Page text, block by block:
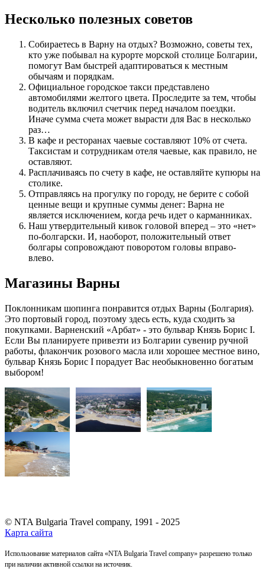
Несколько полезных советов
Собираетесь в Варну на отдых? Возможно, советы тех,
кто уже побывал на курорте морской столице Болгарии,
помогут Вам быстрей адаптироваться к местным
обычаям и порядкам.
Официальное городское такси представлено
автомобилями желтого цвета. Проследите за тем, чтобы
водитель включил счетчик перед началом поездки.
Иначе сумма счета может вырасти для Вас в несколько
раз…
В кафе и ресторанах чаевые составляют 10% от счета.
Таксистам и сотрудникам отеля чаевые, как правило, не
оставляют.
Расплачиваясь по счету в кафе, не оставляйте купюры на
столике.
Отправляясь на прогулку по городу, не берите с собой
ценные вещи и крупные суммы денег: Варна не
является исключением, когда речь идет о карманниках.
Наш утвердительный кивок головой вперед – это «нет»
по-болгарски. И, наоборот, положительный ответ
болгары сопровождают поворотом головы вправо-
влево.
Магазины Варны
Поклонникам шопинга понравится отдых Варны (Болгария).
Это портовый город, поэтому здесь есть, куда сходить за
покупками. Варненский «Арбат» - это бульвар Князь Борис I.
Если Вы планируете привезти из Болгарии сувенир ручной
работы, флакончик розового масла или хорошее местное вино,
бульвар Князь Борис I порадует Вас необыкновенно богатым
выбором!
© NTA Bulgaria Travel company, 1991 - 2025
Карта сайта
Использование материалов сайта «NTA Bulgaria Travel company» разрешено только
при наличии активной ссылки на источник.